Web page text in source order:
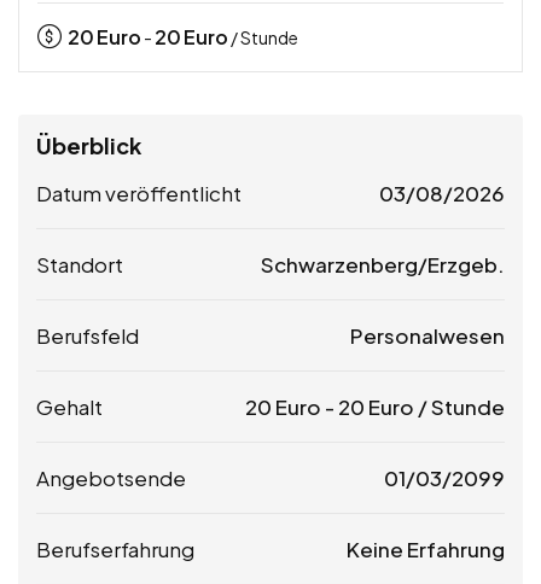
20Euro - 20Euro / Stunde
Überblick
Datum veröffentlicht 03/08/2026
Standort Schwarzenberg/Erzgeb.
Berufsfeld Personalwesen
Gehalt 20 Euro - 20 Euro / Stunde
Angebotsende 01/03/2099
Berufserfahrung Keine Erfahrung